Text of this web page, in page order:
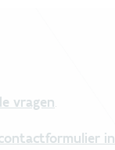
vragen
in